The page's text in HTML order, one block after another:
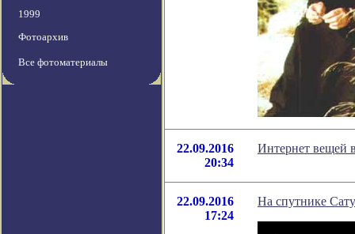
1999
Фотоархив
Все фотоматериалы
22.09.2016
20:34
Интернет вещей
22.09.2016
17:24
На спутнике